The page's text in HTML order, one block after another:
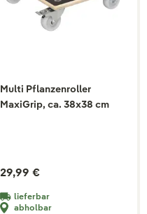
Multi Pflanzenroller
MaxiGrip, ca. 38x38 cm
29,99 €
lieferbar
abholbar